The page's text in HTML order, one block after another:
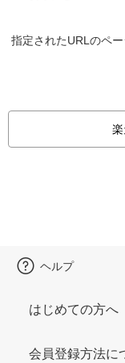
指定されたURLのペ
ヘルプ
はじめての方へ
会員登録方法に